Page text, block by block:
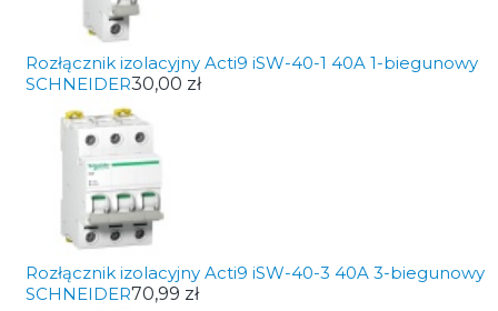
Rozłącznik izolacyjny Acti9 iSW-40-1 40A 1-biegunowy
SCHNEIDER30,00 zł
Rozłącznik izolacyjny Acti9 iSW-40-3 40A 3-biegunowy
SCHNEIDER70,99 zł